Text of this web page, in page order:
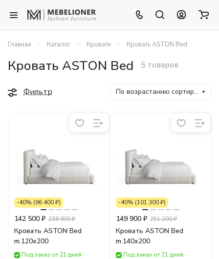
Главная – Каталог – Кровати – Кровать ASTON Bed
Кровать ASTON Bed 5 товаров
Фильтр По возрастанию сортировки
-40% (96 400 ₽)
142 500 ₽ 238 900 ₽
Кровать ASTON Bed
m.120х200
Под заказ от 21 дней
-40% (101 300 ₽)
149 900 ₽ 251 200 ₽
Кровать ASTON Bed
m.140х200
Под заказ от 21 дней